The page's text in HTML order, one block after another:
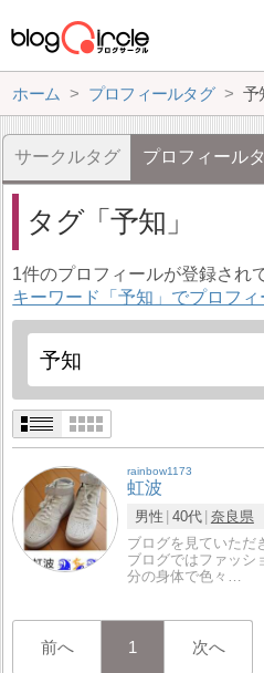
ホーム プロフィールタグ 予
サークルタグ プロフィール
タグ 予知
1件のプロフィールが登録され
キーワード「予知」でプロフィ
rainbow1173
虹波
男性 40代 奈良県
ブログを見ていただ
ブログではファッシ
分の身体で色々…
前へ 1 次へ